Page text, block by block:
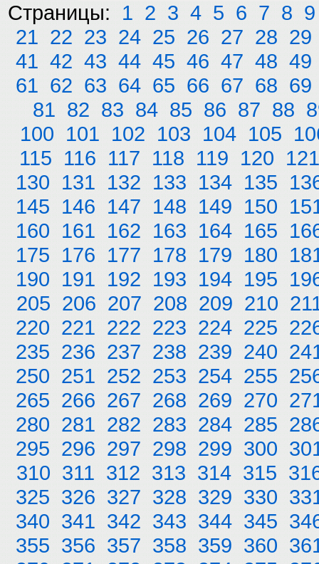
Страницы: 1 2 3 4 5 6 7 8 9
21 22 23 24 25 26 27 28 29
41 42 43 44 45 46 47 48 49
61 62 63 64 65 66 67 68 69
81 82 83 84 85 86 87 88
100 101 102 103 104 105
115 116 117 118 119 120 121
130 131 132 133 134 135
145 146 147 148 149 150
160 161 162 163 164 165
175 176 177 178 179 180
190 191 192 193 194 195
205 206 207 208 209 210
220 221 222 223 224 225
235 236 237 238 239 240
250 251 252 253 254 255
265 266 267 268 269 270
280 281 282 283 284 285
295 296 297 298 299 300
310 311 312 313 314 315
325 326 327 328 329 330
340 341 342 343 344 345
355 356 357 358 359 360